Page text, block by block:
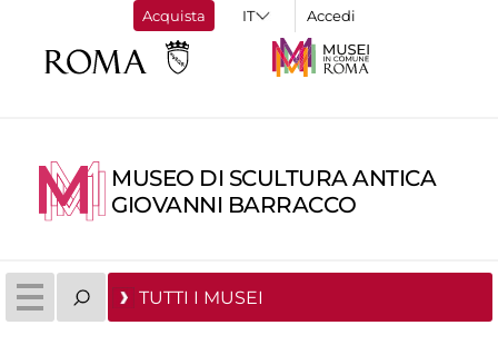
Acquista Accedi
MUSEO DI SCULTURA ANTICA
GIOVANNI BARRACCO
TUTTI I MUSEI